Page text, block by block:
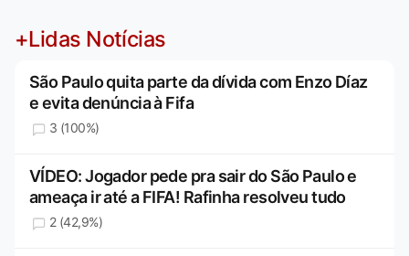
+Lidas Notícias
São Paulo quita parte da dívida com Enzo Díaz
e evita denúncia à Fifa
3 (100%)
VÍDEO: Jogador pede pra sair do São Paulo e
ameaça ir até a FIFA! Rafinha resolveu tudo
2 (42,9%)